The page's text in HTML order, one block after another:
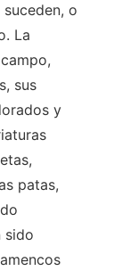
o
La
sus
y
patas,
sido